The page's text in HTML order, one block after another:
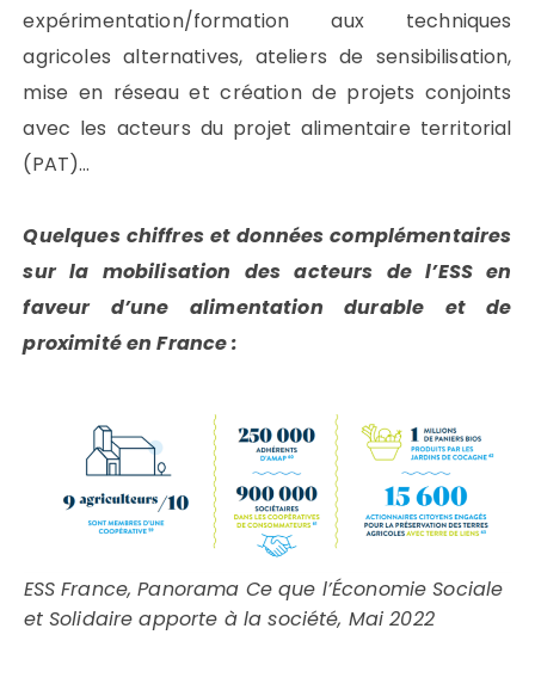
expérimentation/formation aux techniques
agricoles alternatives, ateliers de sensibilisation,
mise en réseau et création de projets conjoints
avec les acteurs du projet alimentaire territorial
(PAT)…
Quelques chiffres et données complémentaires
sur la mobilisation des acteurs de l’ESS en
faveur d’une alimentation durable et de
proximité en France:
ESS France, Panorama Ce que l’Économie Sociale
et Solidaire apporte à la société, Mai 2022